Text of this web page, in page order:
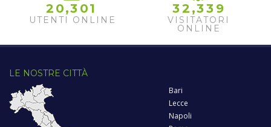
2 0,3 01
UTENTI ONLINE
32 ,33 9
VISITATORI
ONLINE
LE NOSTRE CITTÀ
Bari
Lecce
Napoli